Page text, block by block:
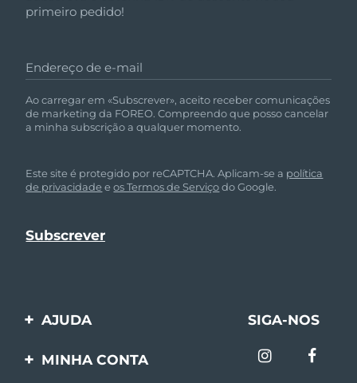
primeiro pedido!
Endereço de e-mail
Ao carregar em «Subscrever», aceito receber comunicações
de marketing da FOREO. Compreendo que posso cancelar
a minha subscrição a qualquer momento.
Este site é protegido por reCAPTCHA. Aplicam-se a política
de privacidade eos Termos de Serviçodo Google.
AJUDA
Entre em contato
SIGA-NOS
MINHA CONTA